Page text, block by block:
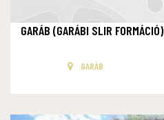
GARÁB (GARÁBI SLIR FORMÁCIÓ)
GARÁB